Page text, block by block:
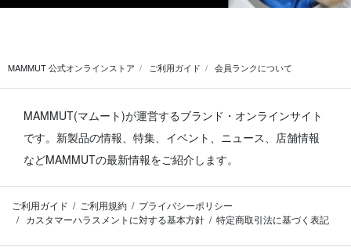
MAMMUT 公式オンラインストア ご利用ガイド 会員ランクについて
MAMMUT(マムート)が運営するブランド・オンラインサイト
です。 新製品の情報、特集、イベント、ニュース、店舗情報
などMAMMUTの最新情報をご紹介します。
ご利用ガイド ご利用規約
プライバシーポリシー
カスタマーハラスメントに対する基本方針
特定商取引法に基づく表記